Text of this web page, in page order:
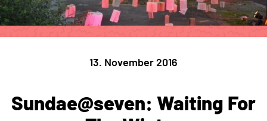
13. November 2016
Sundae@seven: Waiting For